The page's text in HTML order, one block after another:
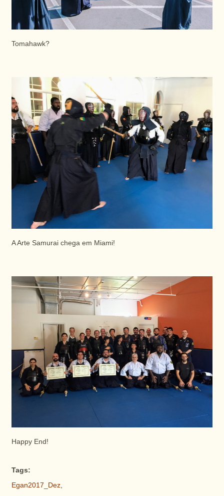
Tomahawk?
A Arte Samurai chega em Miami!
Happy End!
Tags:
Egan2017_Dez,